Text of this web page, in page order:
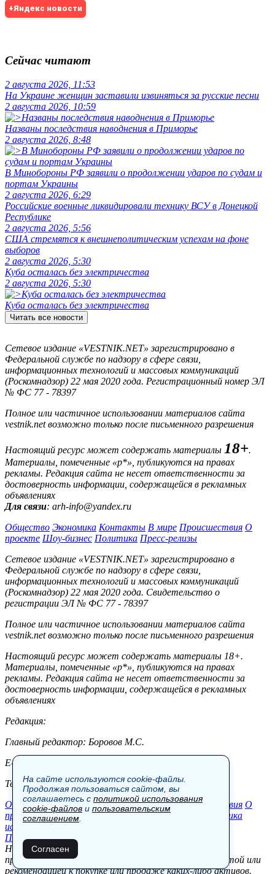
+Яндекс новости
Сейчас читают
2 августа 2026, 11:53
На Украине женщин заставили извиняться за русские песни
2 августа 2026, 10:59
Названы последствия наводнения в Приморье
2 августа 2026, 8:48
В Минобороны РФ заявили о продолжении ударов по судам и
портам Украины
2 августа 2026, 6:29
Российские военные ликвидировали технику ВСУ в Донецкой
Республике
2 августа 2026, 5:56
США стремятся к внешнеполитическим успехам на фоне
выборов
2 августа 2026, 5:30
Куба осталась без электричества
2 августа 2026, 5:30
Куба осталась без электричества
Читать все новости
Сетевое издание «VESTNIK.NET» зарегистрировано в
Федеральной службе по надзору в сфере связи,
информационных технологий и массовых коммуникаций
(Роскомнадзор) 22 мая 2020 года. Регистрационный номер ЭЛ
№ ФС 77 - 78397
Полное или частичное использовании материалов сайта
vestnik.net возможно только после письменного разрешения
Настоящий ресурс может содержать материалы 18+.
Материалы, помеченные «р*», публикуются на правах
рекламы. Редакция сайта не несет ответственности за
достоверность информации, содержащейся в рекламных
объявлениях
Для связи: arh-info@yandex.ru
Общество Экономика Контакты В мире Происшествия О
проекте Шоу-бизнес Политика Пресс-релизы
Сетевое издание «VESTNIK.NET» зарегистрировано в
Федеральной службе по надзору в сфере связи,
информационных технологий и массовых коммуникаций
(Роскомнадзор) 22 мая 2020 года. Свидетельство о
регистрации ЭЛ № ФС 77 - 78397
Полное или частичное использовании материалов сайта
vestnik.net возможно только после письменного разрешения
Настоящий ресурс может содержать материалы 18+.
Материалы, помеченные «р*», публикуются на правах
рекламы. Редакция сайта не несет ответственности за
достоверность информации, содержащейся в рекламных
объявлениях
Редакция:
Главный редактор: Боровов М.С.
E-mail: site@vestnik.net, reb.msk@yandex.ru
Тел.: +7 (921) 720-00-97
Общество Экономика Контакты В мире Происшествия О
проекте Шоу-бизнес Политика Пресс-релизы
Политика
использования cookie-файлов
Пользовательское соглашение
Новости, аналитика, прогнозы и другие материалы,
представленные на данном сайте, не являются офертой или
рекомендацией к покупке или продаже каких-либо активов.
На сайте используются cookie-файлы.
Продолжая пользоваться сайтом, вы
соглашаетесь с политикой использования
cookie-файлов и пользовательским
соглашением
Согласен